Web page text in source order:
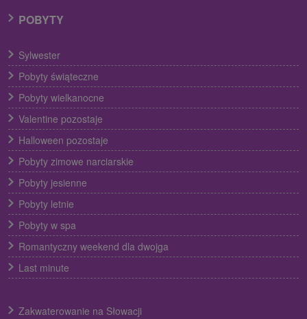
POBYTY
Sylwester
Pobyty świąteczne
Pobyty wielkanocne
Valentine pozostaje
Halloween pozostaje
Pobyty zimowe narciarskie
Pobyty jesienne
Pobyty letnie
Pobyty w spa
Romantyczny weekend dla dwojga
Last minute
Zakwaterowanie na Słowacji